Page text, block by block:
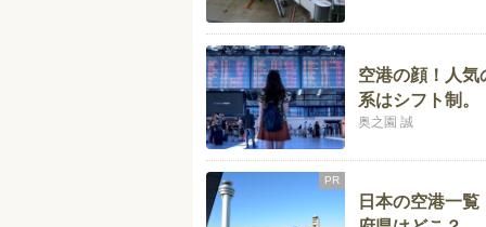
空港の顔！人気
系はシフト制。
奥之園 誠
PR
日本の空港一